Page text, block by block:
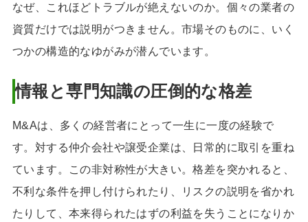
なぜ、これほどトラブルが絶えないのか。個々の業者の
資質だけでは説明がつきません。市場そのものに、いく
つかの構造的なゆがみが潜んでいます。
情報と専門知識の圧倒的な格差
M&Aは、多くの経営者にとって一生に一度の経験で
す。対する仲介会社や譲受企業は、日常的に取引を重ね
ています。この非対称性が大きい。格差を突かれると、
不利な条件を押し付けられたり、リスクの説明を省かれ
たりして、本来得られたはずの利益を失うことになりか